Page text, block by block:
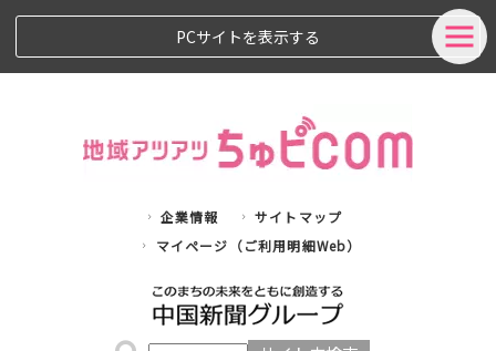
PCサイトを表示する
企業情報
サイトマップ
マイページ（ご利用明細Web）